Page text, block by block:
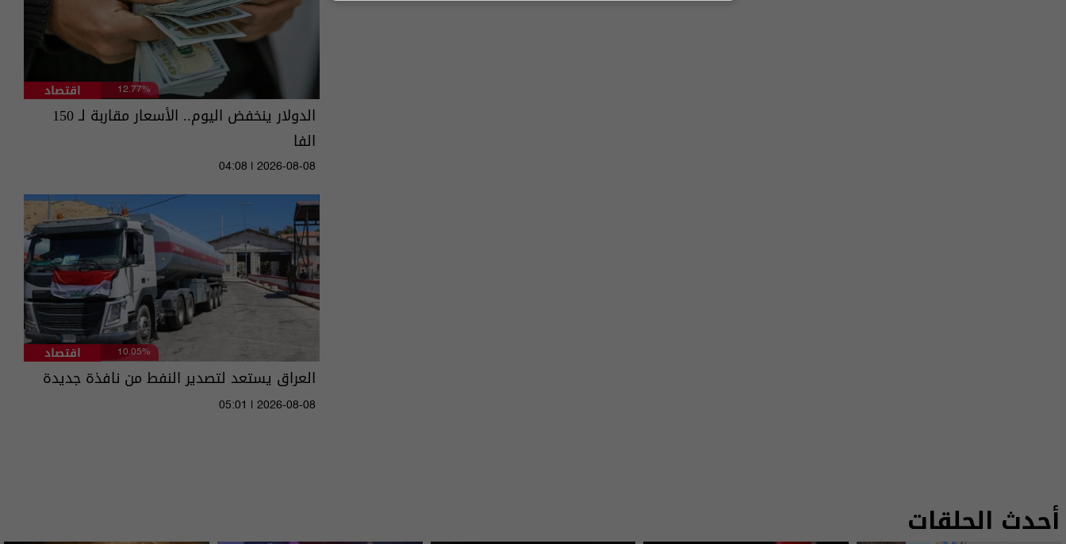
اقتصاد 12.77%
الدولار ينخفض اليوم.. الأسعار مقاربة لـ 150
الفا
04:08 | 2026-08-08
اقتصاد 10.05%
العراق يستعد لتصدير النفط من نافذة جديدة
05:01 | 2026-08-08
أحدث الحلقات